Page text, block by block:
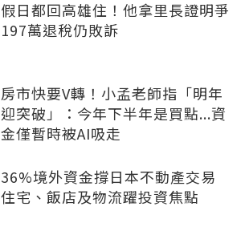
假日都回高雄住！他拿里長證明爭
197萬退稅仍敗訴
房市快要V轉！小孟老師指「明年
迎突破」：今年下半年是買點...資
金僅暫時被AI吸走
36%境外資金撐日本不動產交易
住宅、飯店及物流躍投資焦點